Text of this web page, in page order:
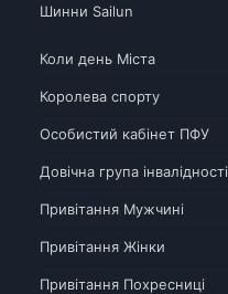
Шинни Sailun
Коли день Міста
Королева спорту
Особистий кабінет ПФУ
Довічна група інвалідності
Привітання Мужчині
Привітання Жінки
Привітання Похресниці